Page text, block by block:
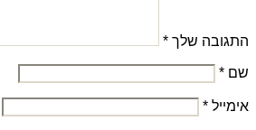
התגובה שלך *
שם *
אימייל *